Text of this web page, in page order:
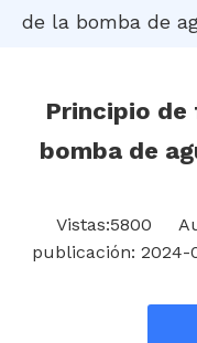
de la bomba de
Principio
bomba de
Vistas:5800
publicación: